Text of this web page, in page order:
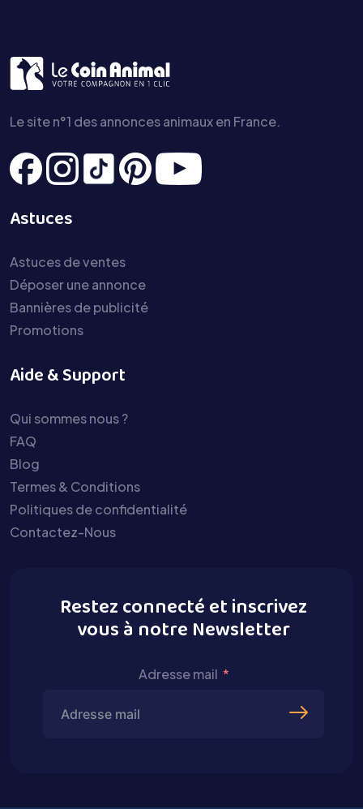
Le site n°1 des annonces animaux en France.
Astuces
Astuces de ventes
Déposer une annonce
Bannières de publicité
Promotions
Aide & Support
Qui sommes nous ?
FAQ
Blog
Termes & Conditions
Politiques de confidentialité
Contactez-Nous
Restez connecté et inscrivez
vous à notre Newsletter
Adresse mail